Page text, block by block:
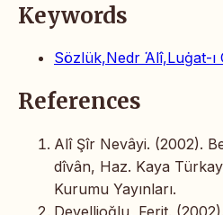
Keywords
Sözlük,Nedr ῾Alî,Luġat-ı
References
Alî Şîr Nevâyi. (2002).
dîvân, Haz. Kaya
Kurumu Yayınları.